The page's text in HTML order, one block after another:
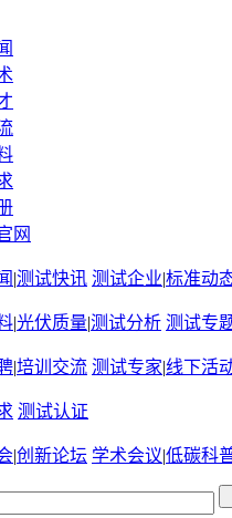
网
|测试快讯 测试企业|标准动
|光伏质量|测试分析 测试专
|培训交流 测试专家|线下活
测试认证
|创新论坛 学术会议|低碳科